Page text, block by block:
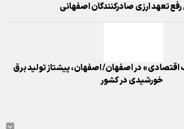
تعهد ارزی صادرکنندگان اصفهانی
اقتصادی» در اصفهان/ اصفهان، پیشتاز تولید برق
خورشیدی در کشور